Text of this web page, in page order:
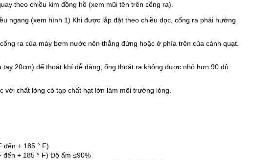
theo chiều kim đồng hồ (xem mũi tên trên cổng ra).
ngang (xem hình 1) Khi được lắp đặt theo chiều dọc, cổng ra phải hướng
ra của máy bơm nước nên thẳng đứng hoặc ở phía trên của cánh quạt.
20cm) để thoát khí dễ dàng, ống thoát ra không được nhỏ hơn 90 độ
chất lỏng có tạp chất hạt lớn làm môi trường lỏng.
+ 185 ° F)
+ 185 ° F) Độ ẩm ≤90%